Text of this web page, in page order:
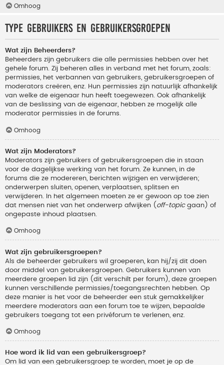
Omhoog
Type gebruikers en gebruikersgroepen
Wat zijn Beheerders?
Beheerders zijn gebruikers die alle permissies hebben over het
gehele forum. Zij beheren alles in verband met het forum, zoals:
permissies, het verbannen van gebruikers, gebruikersgroepen of
moderators creëren, enz. Hun permissies zijn natuurlijk afhankelijk
van welke de eigenaar hun heeft toegewezen. Ook afhankelijk
van de beslissing van de eigenaar, hebben ze mogelijk alle
moderator permissies in de forums.
Omhoog
Wat zijn Moderators?
Moderators zijn gebruikers of gebruikersgroepen die in staan
voor de dagelijkse werking van het forum. Ze kunnen, in de
forums die ze modereren, berichten wijzigen en verwijderen;
onderwerpen sluiten, openen, verplaatsen, splitsen en
verwijderen. In het algemeen moeten ze er gewoon op toe zien
dat mensen niet van het onderwerp afwijken ( off-topicgaan) of
ongepaste inhoud plaatsen.
Omhoog
Wat zijn gebruikersgroepen?
Als de beheerder gebruikers wil groeperen, kan hij/zij dit doen
door middel van gebruikersgroepen. Gebruikers kunnen van
meerdere groepen lid zijn (dit verschilt per forum), deze groepen
kunnen verschillende permissies/toegangsrechten hebben. Op
deze manier is het voor de beheerder een stuk gemakkelijker
meerdere moderators aan een forum toe te wijzen, bepaalde
gebruikers toegang tot een privéforum te verlenen, enz.
Omhoog
Hoe word ik lid van een gebruikersgroep?
Om lid van een gebruikersgroep te worden, moet je op de